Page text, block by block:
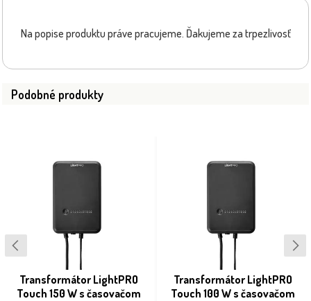
Na popise produktu práve pracujeme. Ďakujeme za trpezlivosť
Podobné produkty
Transformátor LightPRO
Touch 150 W s časovačom
Transformátor LightPRO
Touch 100 W s časovačom